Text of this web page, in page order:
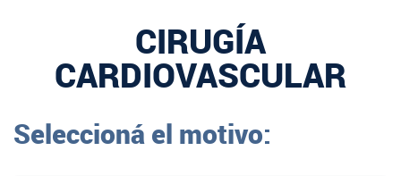
CIRUGÍA
CARDIOVASCULAR
Seleccioná el motivo: